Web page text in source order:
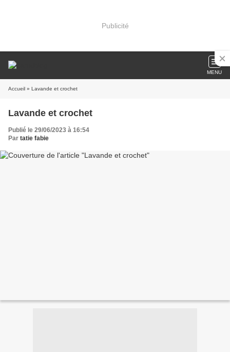
Publicité
MENU
Accueil » Lavande et crochet
Lavande et crochet
Publié le 29/06/2023 à 16:54
Par tatie fabie